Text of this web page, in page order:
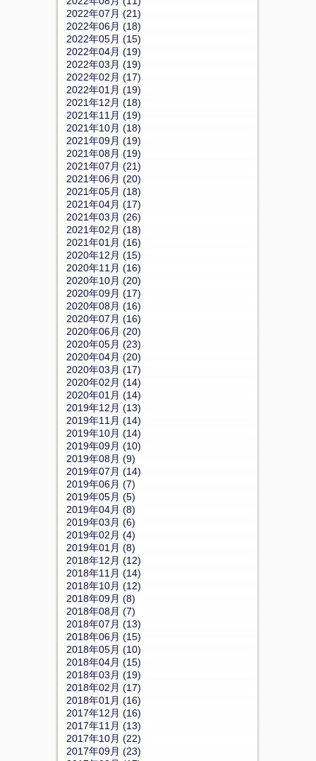
2022年07月 (21)
2022年06月 (18)
2022年05月 (15)
2022年04月 (19)
2022年03月 (19)
2022年02月 (17)
2022年01月 (19)
2021年12月 (18)
2021年11月 (19)
2021年10月 (18)
2021年09月 (19)
2021年08月 (19)
2021年07月 (21)
2021年06月 (20)
2021年05月 (18)
2021年04月 (17)
2021年03月 (26)
2021年02月 (18)
2021年01月 (16)
2020年12月 (15)
2020年11月 (16)
2020年10月 (20)
2020年09月 (17)
2020年08月 (16)
2020年07月 (16)
2020年06月 (20)
2020年05月 (23)
2020年04月 (20)
2020年03月 (17)
2020年02月 (14)
2020年01月 (14)
2019年12月 (13)
2019年11月 (14)
2019年10月 (14)
2019年09月 (10)
2019年08月 (9)
2019年07月 (14)
2019年06月 (7)
2019年05月 (5)
2019年04月 (8)
2019年03月 (6)
2019年02月 (4)
2019年01月 (8)
2018年12月 (12)
2018年11月 (14)
2018年10月 (12)
2018年09月 (8)
2018年08月 (7)
2018年07月 (13)
2018年06月 (15)
2018年05月 (10)
2018年04月 (15)
2018年03月 (19)
2018年02月 (17)
2018年01月 (16)
2017年12月 (16)
2017年11月 (13)
2017年10月 (22)
2017年09月 (23)